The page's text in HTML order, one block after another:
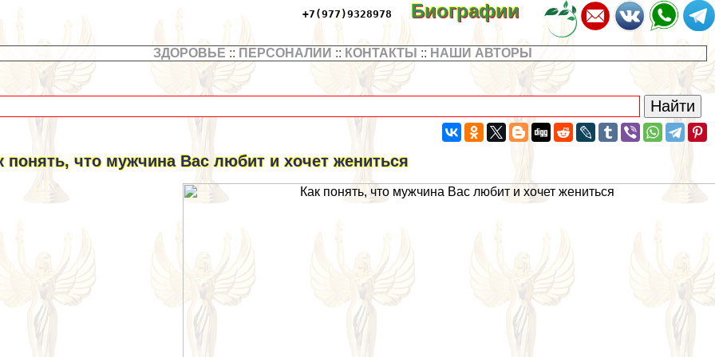
+7(977)9328978 Биографии
ЗДОРОВЬЕ :: ПЕРСОНАЛИИ :: КОНТАКТЫ :: НАШИ АВТОРЫ
понять, что мужчина Вас любит и хочет жениться